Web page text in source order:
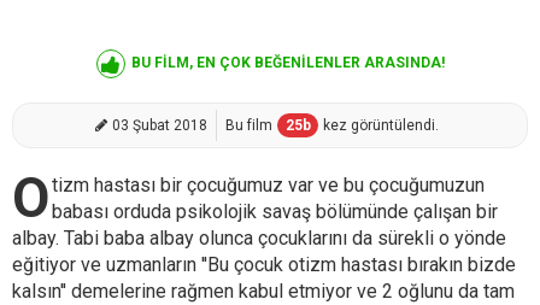
BU FİLM, EN ÇOK BEĞENİLENLER ARASINDA!
03 Şubat 2018 Bu film 25b kez görüntülendi.
Otizm hastası bir çocuğumuz var ve bu çocuğumuzun
babası orduda psikolojik savaş bölümünde çalışan bir
albay. Tabi baba albay olunca çocuklarını da sürekli o yönde
eğitiyor ve uzmanların ''Bu çocuk otizm hastası bırakın bizde
kalsın'' demelerine rağmen kabul etmiyor ve 2 oğlunu da tam